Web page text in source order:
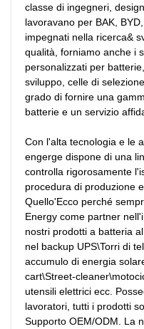
classe di ingegneri,
lavoravano per BAK,
impegnati nella ricerca&
qualità, forniamo anche i
personalizzati per
sviluppo, celle di
grado di fornire una
batterie e un servizio
Con l'alta tecnologia e le
engerge dispone di una
controlla rigorosamente
procedura di produzione
Quello'Ecco perché
Energy come partner
nostri prodotti a batteria
nel backup UPS\Torri di
accumulo di energia
cart\Street-
utensili elettrici ecc.
lavoratori, tutti i prodotti
Supporto OEM/ODM. La